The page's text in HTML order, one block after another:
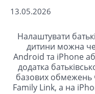
13.05.2026
Налаштувати
дитини можна
Android та iPhone
додатка
базових обмежень
Family Link, а на